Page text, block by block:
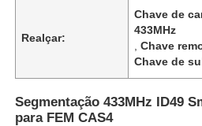
Realçar:
Chave de
433MHz
,Chave
Chave de
Segmentação 433MHz ID49
para FEM CAS4